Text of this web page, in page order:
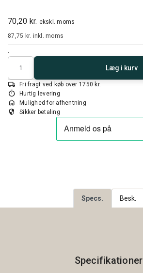
70,20 kr. ekskl. moms
87,75 kr. inkl. moms
Antal
Læg i kurv
local_shipping Fri fragt ved køb over 1750 kr.
timer Hurtig levering
home Mulighed for afhentning
security Sikker betaling
Specs. Besk.
Specifikationer